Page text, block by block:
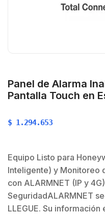
Panel de Alarma
Pantalla Touch en
$ 1.294.653
Equipo Listo para
Inteligente) y Monitoreo
con ALARMNET (IP y
SeguridadALARMNET
LLEGUE. Su